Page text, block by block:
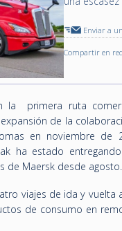
Enviar a
Compartir en
la primera ruta
de la
en noviembre
ha estado
de Maersk desde agosto.
viajes de ida y
de consumo en